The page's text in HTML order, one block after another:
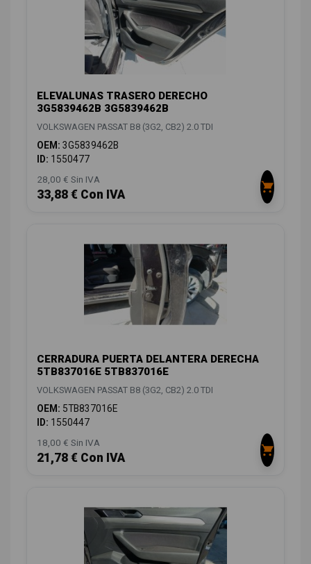
ELEVALUNAS TRASERO DERECHO
3G5839462B 3G5839462B
VOLKSWAGEN PASSAT B8 (3G2, CB2) 2.0 TDI
OEM: 3G5839462B
ID: 1550477
28,00 € Sin IVA
33,88 € Con IVA
CERRADURA PUERTA DELANTERA DERECHA
5TB837016E 5TB837016E
VOLKSWAGEN PASSAT B8 (3G2, CB2) 2.0 TDI
OEM: 5TB837016E
ID: 1550447
18,00 € Sin IVA
21,78 € Con IVA